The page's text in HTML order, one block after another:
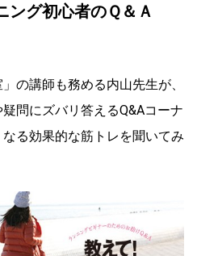
ング初心者のＱ＆Ａ
の講師も務める内山先生が、
問にズバリ答えるQ&Aコーナ
る効果的な筋トレを聞いてみ